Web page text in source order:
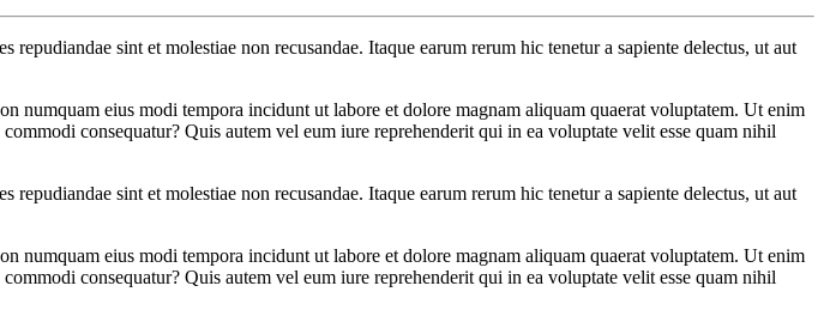
sint et molestiae non recusandae. Itaque earum rerum hic tenetur a sapiente delectus, ut aut
numquam eius modi tempora incidunt ut labore et dolore magnam aliquam quaerat voluptatem. Ut enim
consequatur? Quis autem vel eum iure reprehenderit qui in ea voluptate velit esse quam nihil
sint et molestiae non recusandae. Itaque earum rerum hic tenetur a sapiente delectus, ut aut
numquam eius modi tempora incidunt ut labore et dolore magnam aliquam quaerat voluptatem. Ut enim
consequatur? Quis autem vel eum iure reprehenderit qui in ea voluptate velit esse quam nihil